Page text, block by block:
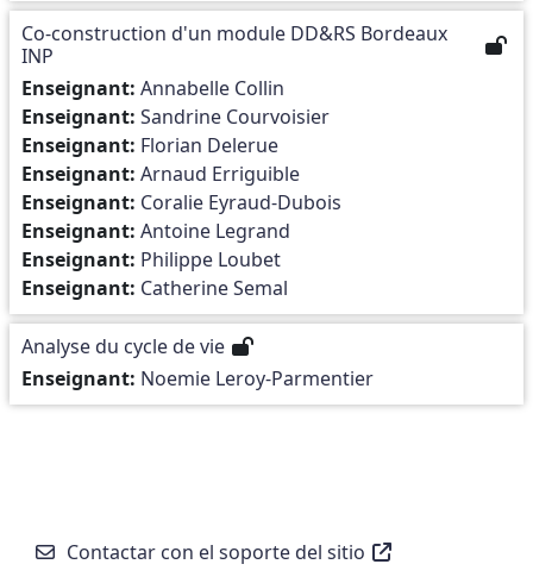
Co-construction d'un module DD&RS Bordeaux
INP
Enseignant: Annabelle Collin
Enseignant: Sandrine Courvoisier
Enseignant: Florian Delerue
Enseignant: Arnaud Erriguible
Enseignant: Coralie Eyraud-Dubois
Enseignant: Antoine Legrand
Enseignant: Philippe Loubet
Enseignant: Catherine Semal
Analyse du cycle de vie
Enseignant: Noemie Leroy-Parmentier
Contactar con el soporte del sitio